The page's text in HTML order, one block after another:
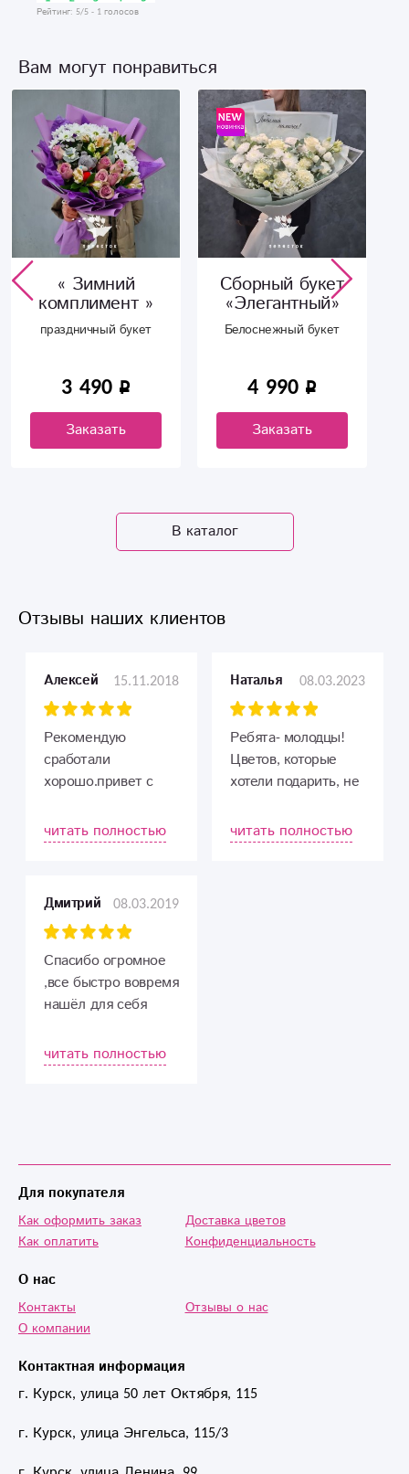
Рейтинг: 5/5 - 1 голосов
Вам могут понравиться
« Зимний
комплимент »
праздничный букет
3 490
Заказать
Сборный букет
«Элегантный»
Белоснежный букет
4 990
Заказать
В каталог
Отзывы наших клиентов
Алексей 15.11.2018
Рекомендую
сработали
хорошо.привет с
области город
Киржач.
читать полностью
Наталья 08.03.2023
Ребята- молодцы!
Цветов, которые
хотели подарить, не
наличии. Нам
предложили
читать полностью
Дмитрий 08.03.2019
Спасибо огромное
,все быстро вовремя
нашёл для себя
цветов !
читать полностью
Контактная информация
г. Курск, улица 50 лет Октября, 115
г. Курск, улица Энгельса, 115/3
Для покупателя
Как оформить заказ
Как оплатить
Доставка цветов
Конфиденциальность
О нас
Контакты
О компании
Отзывы о нас